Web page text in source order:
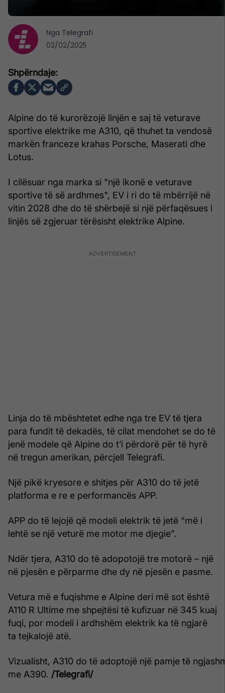
Alpine do të kurorëzojë linjën e saj të veturave
sportive elektrike me A310, që thuhet ta vendosë
markën franceze krahas Porsche, Maserati dhe
Lotus.
I cilësuar nga marka si "një ikonë e veturave
sportive të së ardhmes", EV i ri do të mbërrijë në
vitin 2028 dhe do të shërbejë si një përfaqësues i
linjës së zgjeruar tërësisht elektrike Alpine.
Linja do të mbështetet edhe nga tre EV të tjera
para fundit të dekadës, të cilat mendohet se do të
jenë modele që Alpine do t’i përdorë për të hyrë
në tregun amerikan, përcjell Telegrafi.
Një pikë kryesore e shitjes për A310 do të jetë
platforma e re e performancës APP.
APP do të lejojë që modeli elektrik të jetë “më i
lehtë se një veturë me motor me djegie”.
Ndër tjera, A310 do të adopotojë tre motorë – një
në pjesën e përparme dhe dy në pjesën e pasme.
Vetura më e fuqishme e Alpine deri më sot është
A110 R Ultime me shpejtësi të kufizuar në 345 kuaj
fuqi, por modeli i ardhshëm elektrik ka të ngjarë
ta tejkalojë atë.
Vizualisht, A310 do të adoptojë një pamje të
me A390. /Telegrafi/
Nga Telegrafi
02/02/2025